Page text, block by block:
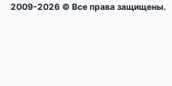
2009-2026 © Все права защищены.